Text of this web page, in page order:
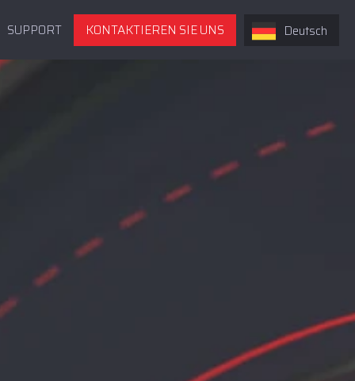
SUPPORT KONTAKTIEREN SIE UNS Deutsch